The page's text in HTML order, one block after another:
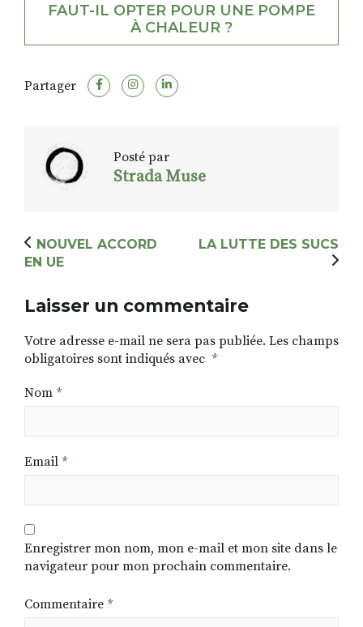
FAUT-IL OPTER POUR UNE POMPE
À CHALEUR ?
Partager
Posté par
Strada Muse
NOUVEL ACCORD
EN UE
LA LUTTE DES SUCS
Laisser un commentaire
Votre adresse e-mail ne sera pas publiée. Les champs
obligatoires sont indiqués avec *
Nom *
Email *
Enregistrer mon nom, mon e-mail et mon site dans le
navigateur pour mon prochain commentaire.
Commentaire *